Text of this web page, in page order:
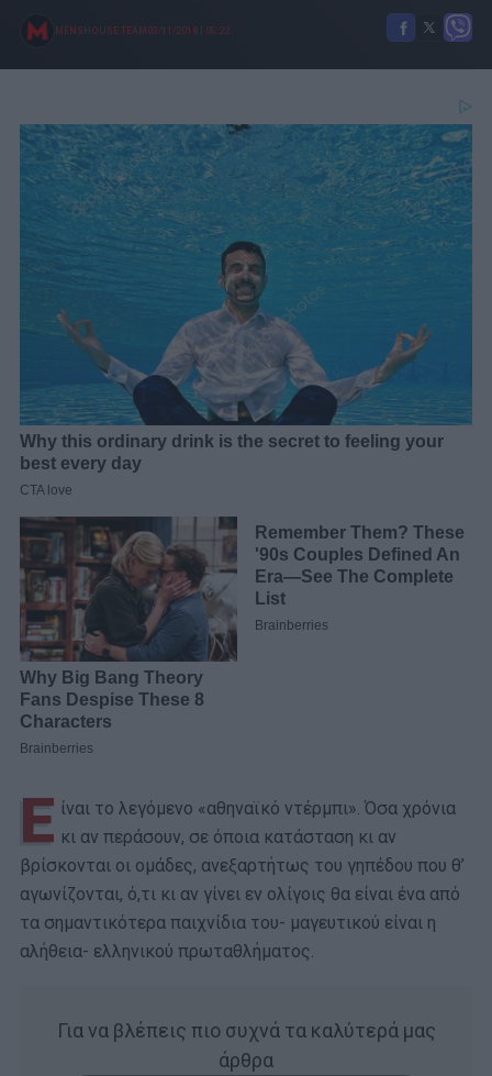
MENSHOUSE TEAM 03/11/2018 05:22
Ε ίναι το λεγόμενο «αθηναϊκό ντέρμπι». Όσα χρόνια
κι αν περάσουν, σε όποια κατάσταση κι αν
βρίσκονται οι ομάδες, ανεξαρτήτως του γηπέδου που θ’
αγωνίζονται, ό,τι κι αν γίνει εν ολίγοις θα είναι ένα από
τα σημαντικότερα παιχνίδια του- μαγευτικού είναι η
αλήθεια- ελληνικού πρωταθλήματος.
Για να βλέπεις πιο συχνά τα καλύτερά μας
άρθρα